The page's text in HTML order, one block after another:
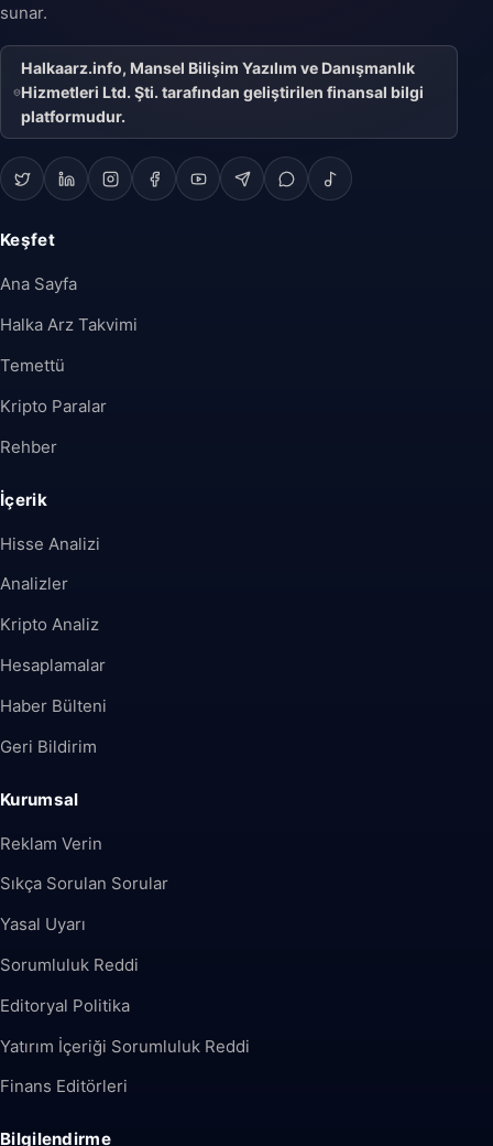
sunar.
Halkaarz.info, Mansel Bilişim Yazılım ve Danışmanlık
Hizmetleri Ltd. Şti. tarafından geliştirilen finansal bilgi
platformudur.
Keşfet
Ana Sayfa
Halka Arz Takvimi
Temettü
Kripto Paralar
Rehber
İçerik
Hisse Analizi
Analizler
Kripto Analiz
Hesaplamalar
Haber Bülteni
Geri Bildirim
Kurumsal
Reklam Verin
Sıkça Sorulan Sorular
Yasal Uyarı
Sorumluluk Reddi
Editoryal Politika
Yatırım İçeriği Sorumluluk Reddi
Finans Editörleri
Bilgilendirme